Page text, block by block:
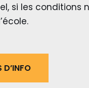
si les conditions
D’INFO